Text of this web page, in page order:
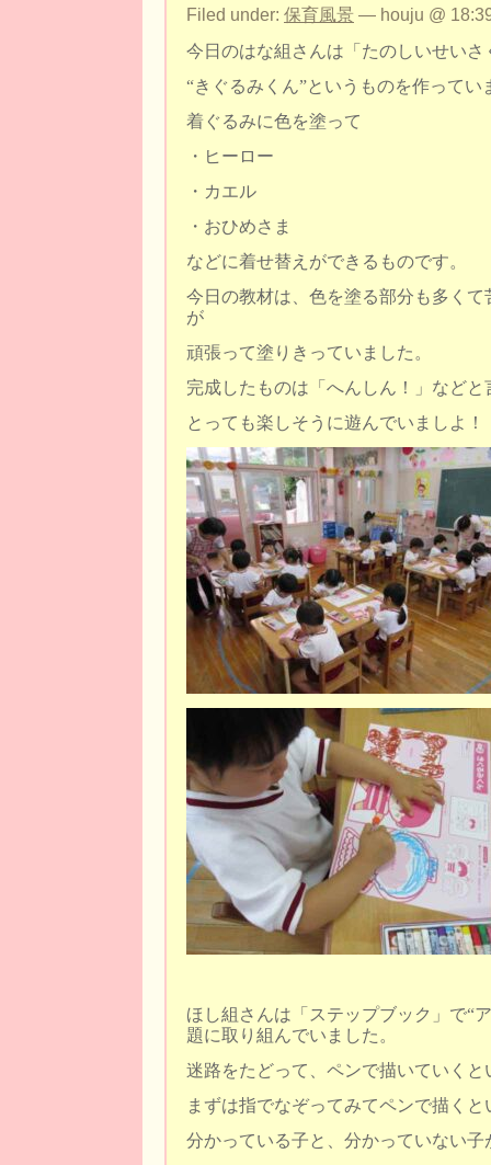
Filed under: 保育風景 — houju @
今日のはな組さんは「たのしいせいさ
“きぐるみくん”というものを作ってい
着ぐるみに色を塗って
・ヒーロー
・カエル
・おひめさま
などに着せ替えができるものです。
今日の教材は、色を塗る部分も多く
が
頑張って塗りきっていました。
完成したものは「へんしん！」などと
とっても楽しそうに遊んでいましよ！
ほし組さんは「ステップブック」で“
題に取り組んでいました。
迷路をたどって、ペンで描いていくと
まずは指でなぞってみてペンで描くと
分かっている子と、分かっていない子